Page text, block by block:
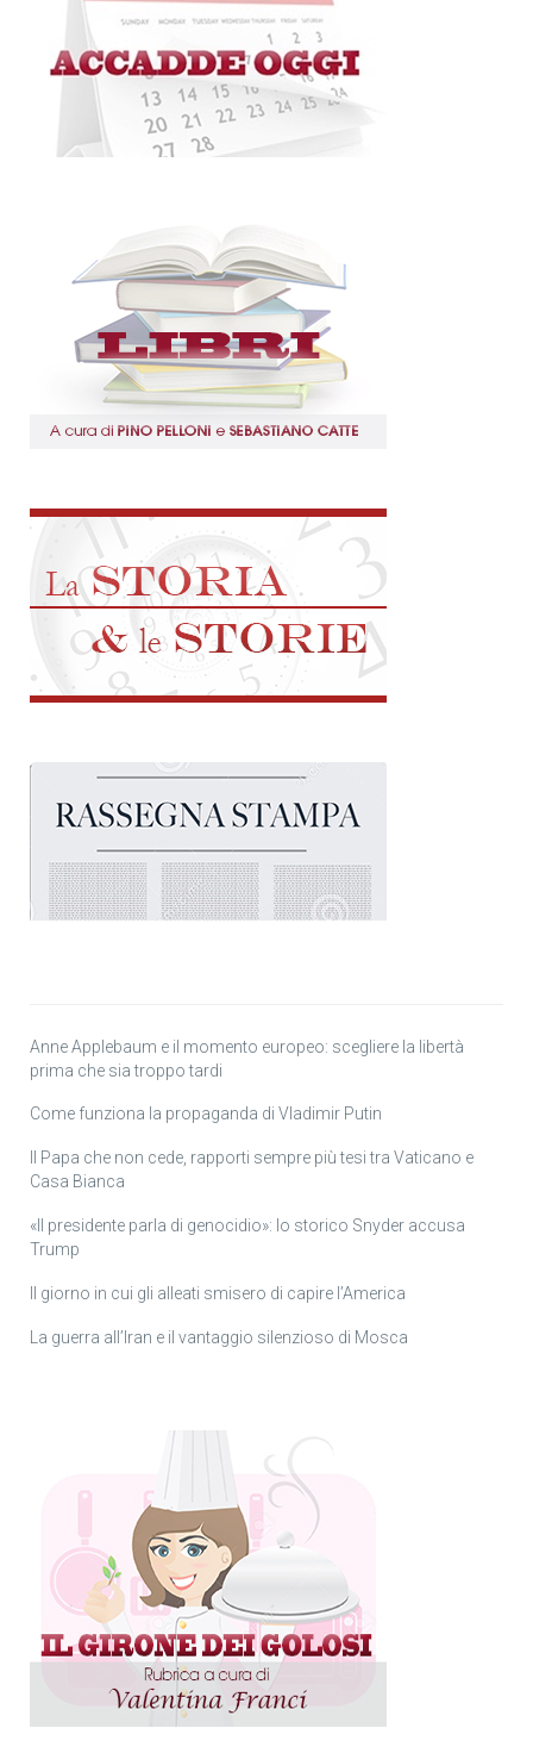
Anne Applebaum e il momento europeo: scegliere la libertà
prima che sia troppo tardi
Come funziona la propaganda di Vladimir Putin
Il Papa che non cede, rapporti sempre più tesi tra Vaticano e
Casa Bianca
«Il presidente parla di genocidio»: lo storico Snyder accusa
Trump
Il giorno in cui gli alleati smisero di capire l’America
La guerra all’Iran e il vantaggio silenzioso di Mosca